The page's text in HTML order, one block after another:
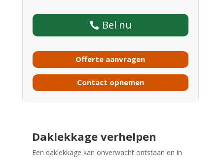
Bel nu
Offerte aanvragen
Contact opnemen
Daklekkage verhelpen
Een daklekkage kan onverwacht ontstaan en in